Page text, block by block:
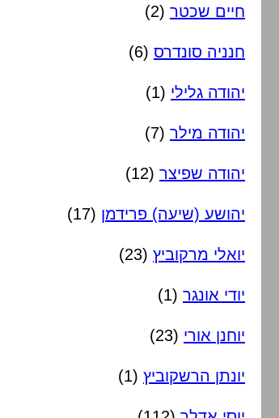
חיים שכטר (2)
חנניה סונדרס (6)
יהודה גלילי (1)
יהודה מילר (7)
יהודה שפיצר (12)
יהושע (שיעה) פרידמן (17)
יואלי מרקוביץ (23)
יודי אונגר (1)
יוחנן אורי (23)
יונתן הרשקוביץ (1)